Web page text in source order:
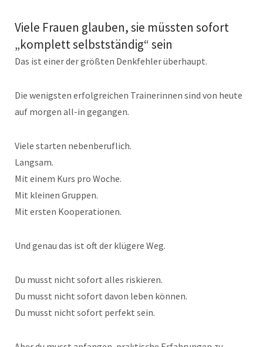
Viele Frauen glauben, sie müssten sofort
„komplett selbstständig“ sein
Das ist einer der größten Denkfehler überhaupt.
Die wenigsten erfolgreichen Trainerinnen sind von heute
auf morgen all-in gegangen.
Viele starten nebenberuflich.
Langsam.
Mit einem Kurs pro Woche.
Mit kleinen Gruppen.
Mit ersten Kooperationen.
Und genau das ist oft der klügere Weg.
Du musst nicht sofort alles riskieren.
Du musst nicht sofort davon leben können.
Du musst nicht sofort perfekt sein.